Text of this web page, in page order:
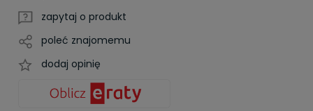
zapytaj o produkt
poleć znajomemu
dodaj opinię